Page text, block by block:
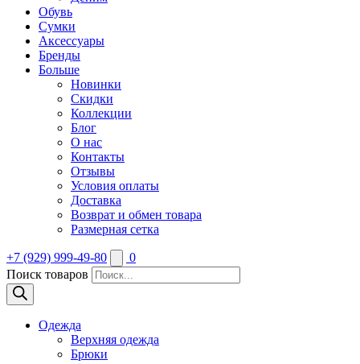
Обувь
Сумки
Аксессуары
Бренды
Больше
Новинки
Скидки
Коллекции
Блог
О нас
Контакты
Отзывы
Условия оплаты
Доставка
Возврат и обмен товара
Размерная сетка
+7 (929) 999-49-80
0
Поиск товаров
Одежда
Верхняя одежда
Брюки